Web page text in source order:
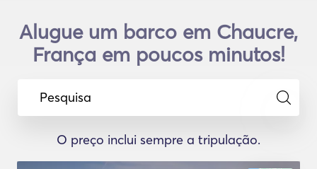
Alugue um barco em Chaucre,
França em poucos minutos!
Pesquisa
O preço inclui sempre a tripulação.